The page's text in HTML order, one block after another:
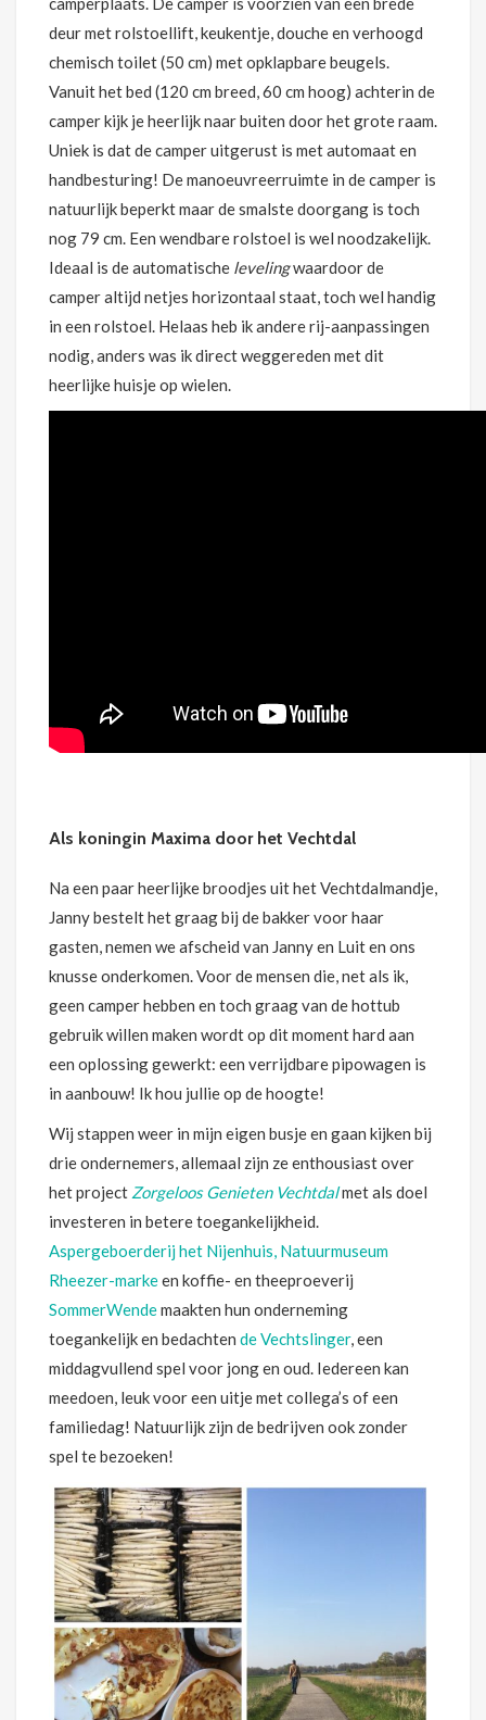
deur met rolstoellift, keukentje, douche en verhoogd
chemisch toilet (50 cm) met opklapbare beugels.
Vanuit het bed (120 cm breed, 60 cm hoog) achterin de
camper kijk je heerlijk naar buiten door het grote raam.
Uniek is dat de camper uitgerust is met automaat en
handbesturing! De manoeuvreerruimte in de camper is
natuurlijk beperkt maar de smalste doorgang is toch
nog 79 cm. Een wendbare rolstoel is wel noodzakelijk.
Ideaal is de automatische levelingwaardoor de
camper altijd netjes horizontaal staat, toch wel handig
in een rolstoel. Helaas heb ik andere rij-aanpassingen
nodig, anders was ik direct weggereden met dit
heerlijke huisje op wielen.
Als koningin Maxima door het Vechtdal
Na een paar heerlijke broodjes uit het Vechtdalmandje,
Janny bestelt het graag bij de bakker voor haar
gasten, nemen we afscheid van Janny en Luit en ons
knusse onderkomen. Voor de mensen die, net als ik,
geen camper hebben en toch graag van de hottub
gebruik willen maken wordt op dit moment hard aan
een oplossing gewerkt: een verrijdbare pipowagen is
in aanbouw! Ik hou jullie op de hoogte!
Wij stappen weer in mijn eigen busje en gaan kijken bij
drie ondernemers, allemaal zijn ze enthousiast over
het project Zorgeloos Genieten Vechtdalmet als doel
investeren in betere toegankelijkheid.
Aspergeboerderij het Nijenhuis, Natuurmuseum
Rheezer-markeen koffie- en theeproeverij
SommerWendemaakten hun onderneming
toegankelijk en bedachten de Vechtslinger, een
middagvullend spel voor jong en oud. Iedereen kan
meedoen, leuk voor een uitje met collega’s of een
familiedag! Natuurlijk zijn de bedrijven ook zonder
spel te bezoeken!